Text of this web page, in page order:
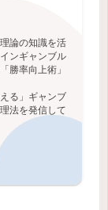
論の知識を活
ンギャンブル
勝率向上術」
る」ギャンブ
法を発信して